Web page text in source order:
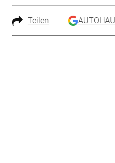
Teilen